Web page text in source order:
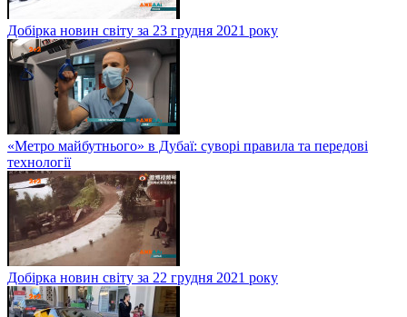
Добірка новин світу за 23 грудня 2021 року
«Метро майбутнього» в Дубаї: суворі правила та передові
технології
Добірка новин світу за 22 грудня 2021 року